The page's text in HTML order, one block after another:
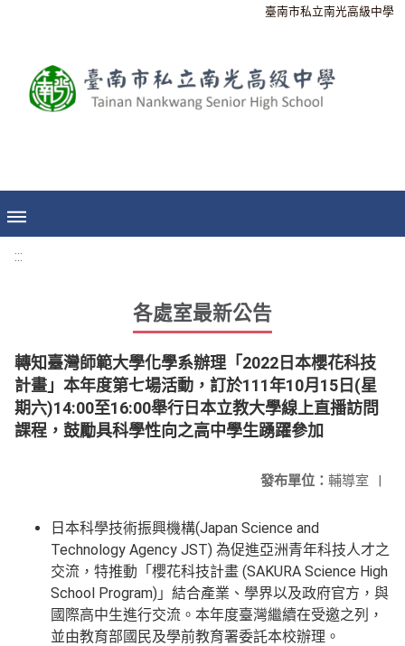
臺南市私立南光高級中學
:::
各處室最新公告
轉知臺灣師範大學化學系辦理「2022日本櫻花科技
計畫」本年度第七場活動，訂於111年10月15日(星
期六)14:00至16:00舉行日本立教大學線上直播訪問
課程，鼓勵具科學性向之高中學生踴躍參加
發布單位： 輔導室 |
日本科學技術振興機構(Japan Science and
Technology Agency JST) 為促進亞洲青年科技人才之
交流，特推動「櫻花科技計畫 (SAKURA Science High
School Program)」結合產業、學界以及政府官方，與
國際高中生進行交流。本年度臺灣繼續在受邀之列，
並由教育部國民及學前教育署委託本校辦理。